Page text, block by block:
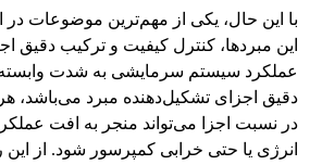
با این حال، یکی از مهم‌ترین موضوعات در
این مبردها، کنترل کیفیت و ترکیب دقیق
عملکرد سیستم سرمایشی به شدت وابسته
دقیق اجزای تشکیل‌دهنده مبرد می‌باشد،
در نسبت اجزا می‌تواند منجر به افت
انرژی یا حتی خرابی کمپرسور شود. از این